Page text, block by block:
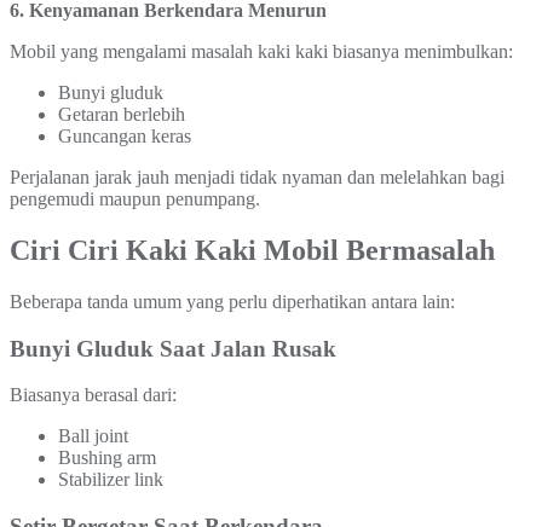
6. Kenyamanan Berkendara Menurun
Mobil yang mengalami masalah kaki kaki biasanya menimbulkan:
Bunyi gluduk
Getaran berlebih
Guncangan keras
Perjalanan jarak jauh menjadi tidak nyaman dan melelahkan bagi
pengemudi maupun penumpang.
Ciri Ciri Kaki Kaki Mobil Bermasalah
Beberapa tanda umum yang perlu diperhatikan antara lain:
Bunyi Gluduk Saat Jalan Rusak
Biasanya berasal dari:
Ball joint
Bushing arm
Stabilizer link